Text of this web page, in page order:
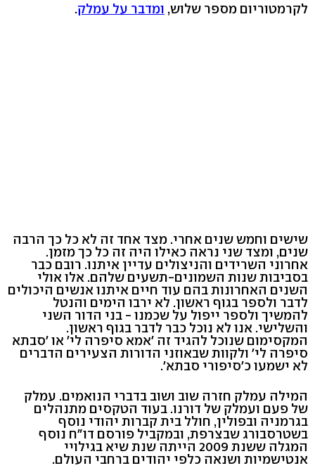
לקרמטוריום מספר שלוש, ומדבר על עמלק.
שישים וחמש שנים אחרי. מצד אחד זה לא כל כך הרבה
שנים, ומצד שני נראה כאילו היה זה כל כך מזמן.
אחרוני השרידים והניצולים עדיין איתנו. רובם כבר
בסביבות שנות השמונים-תשעים שלהם. אלו אולי
השנים האחרונות בהם עוד חיים איתנו אנשים היכולים
לדבר ולספר בגוף ראשון. לא ירבו הימים והנטל
להמשיך ולספר ייפול על שכמנו - בני הדור השני
והשלישי. אנו לא נוכל כבר לדבר בגוף ראשון.
המקסימום שנוכל להגיד זה 'אמא סיפרה לי' או 'סבתא
סיפרה לי' ולקוות שבאוזני הדורות הצעירים הדברים
לא ישמעו כ'סיפורי סבתא'.
המילה עמלק חזרה שוב ושוב בדברי הנואמים. עמלק
של פעם ועמלק של דורנו. בעוד הטקסים מתנהלים
בגרמניה ובפולין, חולל בית קברות יהודי נוסף
בשטרסבורג שבצרפת, ובמקביל פורסם דו"ח נוסף
המגלה ששנת 2009 הייתה שנת שיא בגילויי
אנטישמיות ושנאה כלפי יהודים ברחבי העולם.